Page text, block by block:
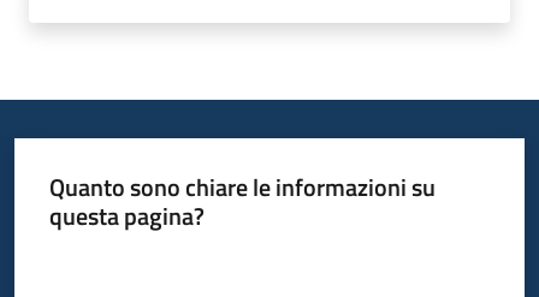
sociale
Seguici
Quanto sono chiare le informazioni su
questa pagina?